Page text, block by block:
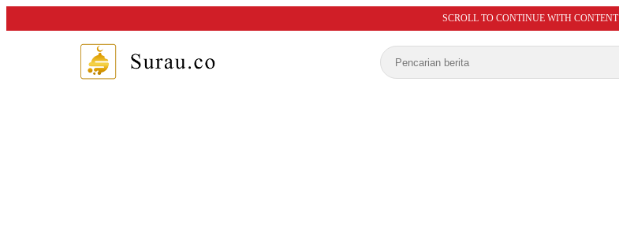
SCROLL TO CONTINUE WITH CONTENT